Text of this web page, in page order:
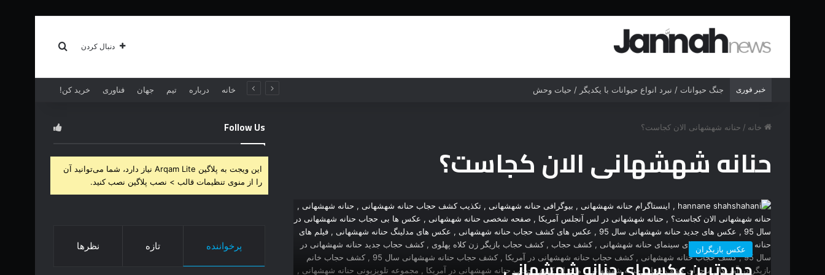
دنبال کردن
خبر فوری جنگ حیوانات / نبرد انواع حیوانات با یکدیگر / حیات وحش خانه درباره تیم جهان فناوری خرید کن!
خانه / حنانه شهشهانی الان کجاست؟
حنانه شهشهانی الان کجاست؟
عکس بازیگران
جدیدترین عکسهای حنانه شهشهانی
Follow Us
این ویجت به پلاگین Arqam Lite نیاز دارد، شما می‌توانید آن
را از منوی تنظیمات قالب > نصب پلاگین نصب کنید.
پرخواننده تازه نظرها